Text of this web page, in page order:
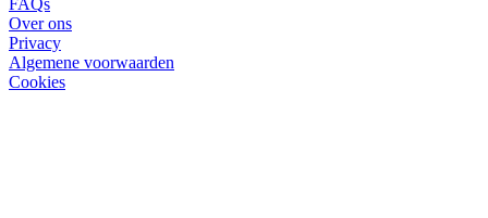
FAQs
Over ons
Privacy
Algemene voorwaarden
Cookies